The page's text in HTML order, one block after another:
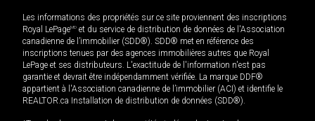
Les informations des propriétés sur ce site proviennent des inscriptions
Royal LePageMD et du service de distribution de données de l'Association
canadienne de l’immobilier (SDD®). SDD® met en référence des
inscriptions tenues par des agences immobilières autres que Royal
LePage et ses distributeurs. L'exactitude de l'information n'est pas
garantie et devrait être indépendamment vérifiée. La marque DDF®
appartient à l'Association canadienne de l’immobilier (ACI) et identifie le
REALTOR.ca Installation de distribution de données (SDD®).